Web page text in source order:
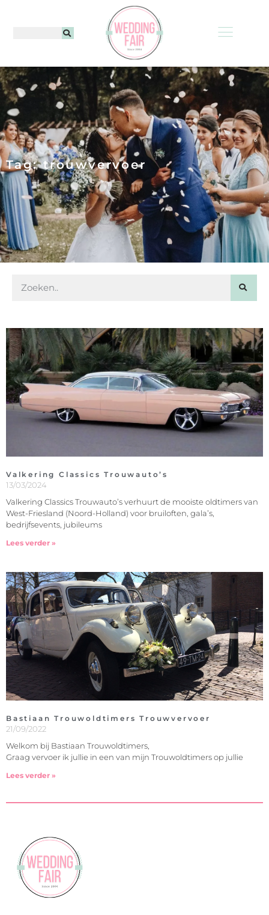
Tag: trouwvervoer
Valkering Classics Trouwauto’s
13/03/2024
Valkering Classics Trouwauto’s verhuurt de mooiste oldtimers van
West-Friesland (Noord-Holland) voor bruiloften, gala’s,
bedrijfsevents, jubileums
Lees verder »
Bastiaan Trouwoldtimers Trouwvervoer
21/09/2022
Welkom bij Bastiaan Trouwoldtimers,
Graag vervoer ik jullie in een van mijn Trouwoldtimers op jullie
Lees verder »